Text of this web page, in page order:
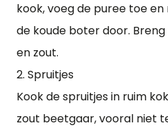
kook, voeg de puree toe
de koude boter door.
en zout.
2. Spruitjes
Kook de spruitjes in ruim
zout beetgaar, vooral niet